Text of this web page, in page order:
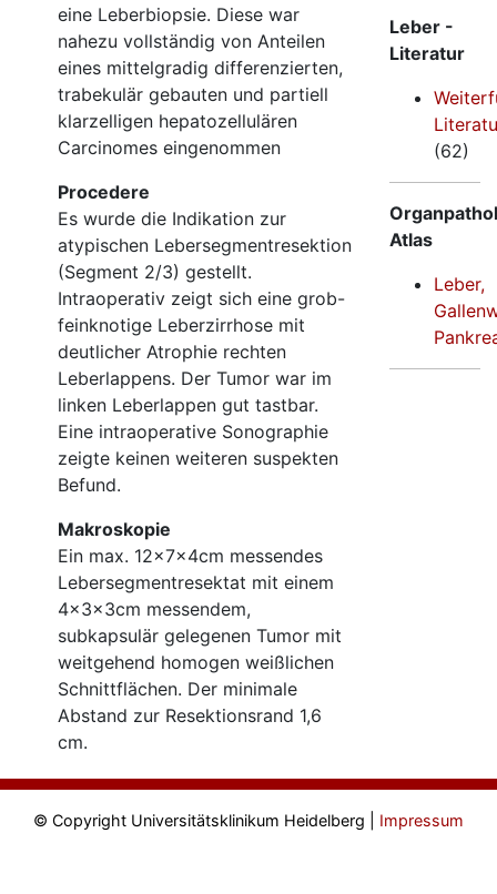
eine Leberbiopsie. Diese war
nahezu vollständig von Anteilen
eines mittelgradig differenzierten,
trabekulär gebauten und partiell
klarzelligen hepatozellulären
Carcinomes eingenommen
Procedere
Es wurde die Indikation zur
atypischen Lebersegmentresektion
(Segment 2/3) gestellt.
Intraoperativ zeigt sich eine grob-
feinknotige Leberzirrhose mit
deutlicher Atrophie rechten
Leberlappens. Der Tumor war im
linken Leberlappen gut tastbar.
Eine intraoperative Sonographie
zeigte keinen weiteren suspekten
Befund.
Makroskopie
Ein max. 12×7×4cm messendes
Lebersegmentresektat mit einem
4×3×3cm messendem,
subkapsulär gelegenen Tumor mit
weitgehend homogen weißlichen
Schnittflächen. Der minimale
Abstand zur Resektionsrand 1,6
cm.
Leber -
Literatur
(62)
Atlas
Leber,
© Copyright Universitätsklinikum Heidelberg | Impressum